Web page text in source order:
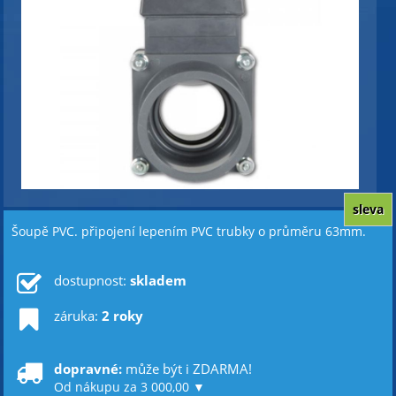
Šoupě PVC. připojení lepením PVC trubky o průměru 63mm.
sleva
dostupnost: skladem
záruka: 2 roky
dopravné: může být i ZDARMA!
Od nákupu za 3 000,00 ▼